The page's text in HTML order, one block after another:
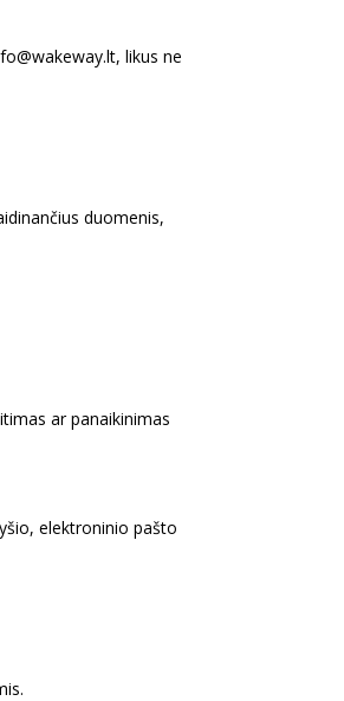
likus ne
duomenis,
ar panaikinimas
elektroninio pašto